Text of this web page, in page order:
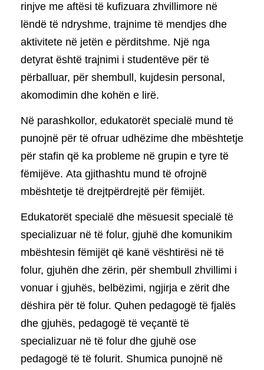
rinjve me aftësi të kufizuara zhvillimore në
lëndë të ndryshme, trajnime të mendjes dhe
aktivitete në jetën e përditshme. Një nga
detyrat është trajnimi i studentëve për të
përballuar, për shembull, kujdesin personal,
akomodimin dhe kohën e lirë.
Në parashkollor, edukatorët specialë mund të
punojnë për të ofruar udhëzime dhe mbështetje
për stafin që ka probleme në grupin e tyre të
fëmijëve. Ata gjithashtu mund të ofrojnë
mbështetje të drejtpërdrejtë për fëmijët.
Edukatorët specialë dhe mësuesit specialë të
specializuar në të folur, gjuhë dhe komunikim
mbështesin fëmijët që kanë vështirësi në të
folur, gjuhën dhe zërin, për shembull zhvillimi i
vonuar i gjuhës, belbëzimi, ngjirja e zërit dhe
dëshira për të folur. Quhen pedagogë të fjalës
dhe gjuhës, pedagogë të veçantë të
specializuar në të folur dhe gjuhë ose
pedagogë të të folurit. Shumica punojnë në